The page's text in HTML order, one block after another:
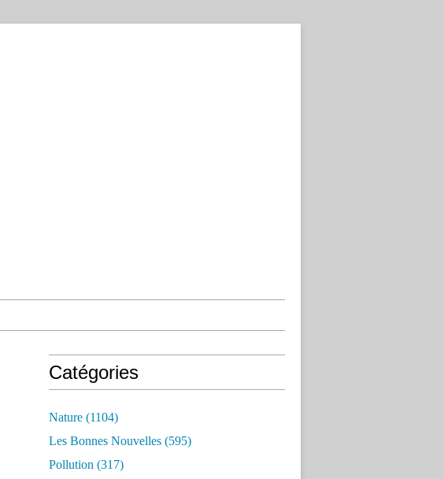
Catégories
Nature (1104)
Les Bonnes Nouvelles (595)
Pollution (317)